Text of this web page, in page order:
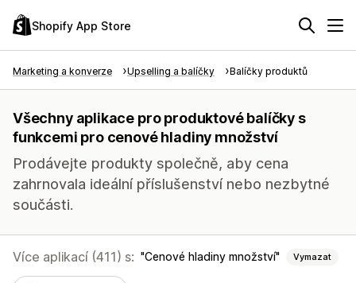
Shopify App Store
Marketing a konverze Upselling a balíčky Balíčky produktů
Všechny aplikace pro produktové balíčky s
funkcemi pro cenové hladiny množství
Prodávejte produkty společně, aby cena
zahrnovala ideální příslušenství nebo nezbytné
součásti.
Více aplikací (411) s: Cenové hladiny množství Vymazat